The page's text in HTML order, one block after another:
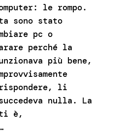
le rompo.
sono stato
pc o
perché la
più bene,
li
nulla. La
è,